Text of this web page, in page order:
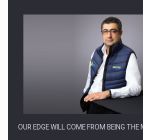
Producatorii si comerciantii care nu se
OUR EDGE WILL COME FROM BEING THE